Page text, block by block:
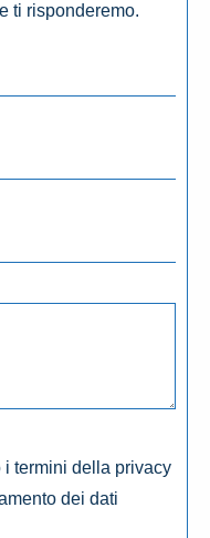
ti risponderemo.
i termini della privacy
dei dati